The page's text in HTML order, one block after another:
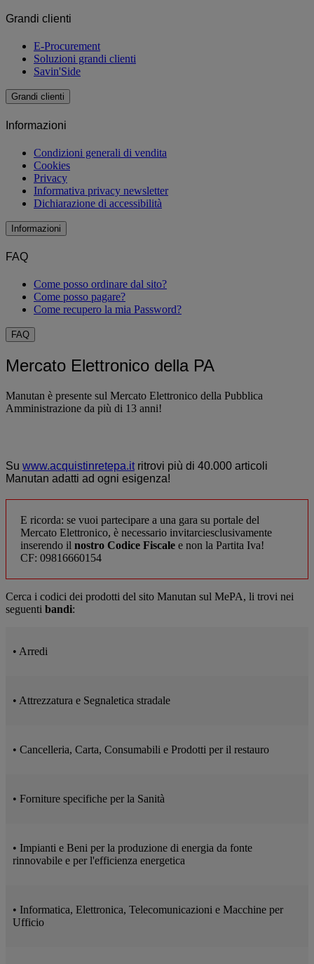
Grandi clienti
E-Procurement
Soluzioni grandi clienti
Savin'Side
Grandi clienti
Informazioni
Condizioni generali di vendita
Cookies
Privacy
Informativa privacy newsletter
Dichiarazione di accessibilità
Informazioni
FAQ
Come posso ordinare dal sito?
Come posso pagare?
Come recupero la mia Password?
FAQ
Mercato Elettronico della PA
Manutan è presente sul Mercato Elettronico della Pubblica
Amministrazione da più di 13 anni!
Su www.acquistinretepa.itritrovi più di 40.000 articoli
Manutan adatti ad ogni esigenza!
E ricorda: se vuoi partecipare a una gara su portale del
Mercato Elettronico, è necessario invitarciesclusivamente
inserendo il nostro Codice Fiscale e non la Partita Iva!
CF: 09816660154
Cerca i codici dei prodotti del sito Manutan sul MePA, li trovi nei
seguenti bandi:
• Arredi
• Attrezzatura e Segnaletica stradale
• Cancelleria, Carta, Consumabili e Prodotti per il restauro
• Forniture specifiche per la Sanità
• Impianti e Beni per la produzione di energia da fonte
rinnovabile e per l'efficienza energetica
• Informatica, Elettronica, Telecomunicazioni e Macchine per
Ufficio